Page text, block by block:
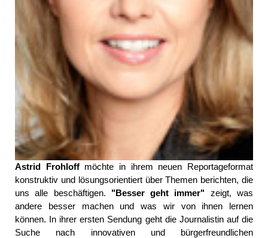
Astrid Frohloffmöchte in ihrem neuen Reportageformat
konstruktiv und lösungsorientiert über Themen berichten, die
uns alle beschäftigen. "Besser geht immer" zeigt, was
andere besser machen und was wir von ihnen lernen
können. In ihrer ersten Sendung geht die Journalistin auf die
Suche nach innovativen und bürgerfreundlichen